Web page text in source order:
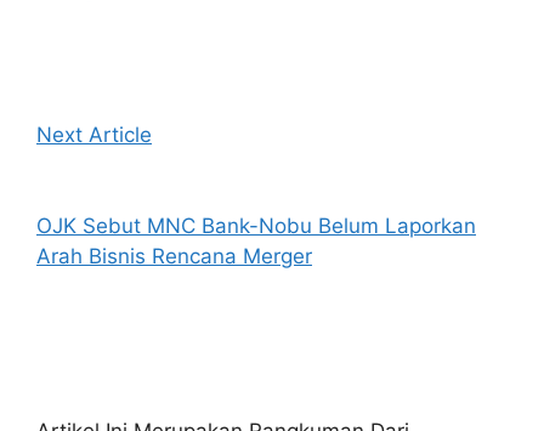
Next Article
OJK Sebut MNC Bank-Nobu Belum Laporkan
Arah Bisnis Rencana Merger